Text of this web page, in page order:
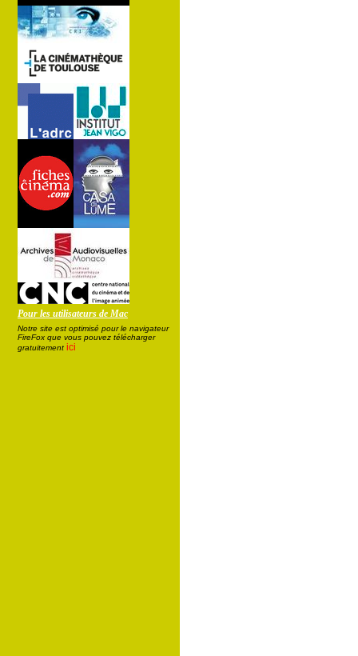
Pour les utilisateurs de Mac
Notre site est optimisé pour le navigateur
FireFox que vous pouvez télécharger
gratuitement ici